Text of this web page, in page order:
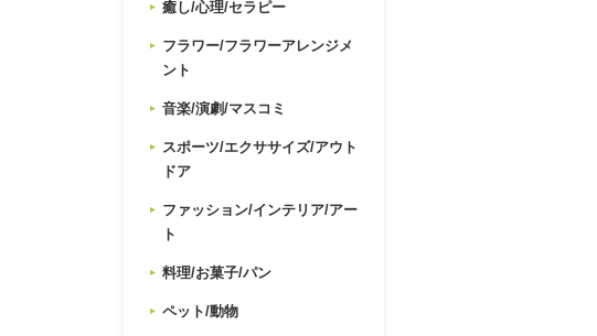
癒し/心理/セラピー
フラワー/フラワーアレンジメ
ント
音楽/演劇/マスコミ
スポーツ/エクササイズ/アウト
ドア
ファッション/インテリア/アー
ト
料理/お菓子/パン
ペット/動物